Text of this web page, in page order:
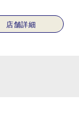
店舗詳細